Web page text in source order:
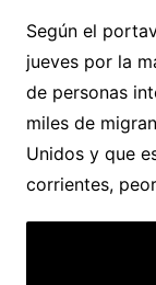
Según el
jueves por la
de personas
miles de
Unidos y que
corrientes,